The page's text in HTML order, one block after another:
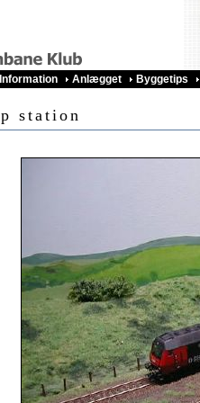
Information Anlægget Byggetips
station